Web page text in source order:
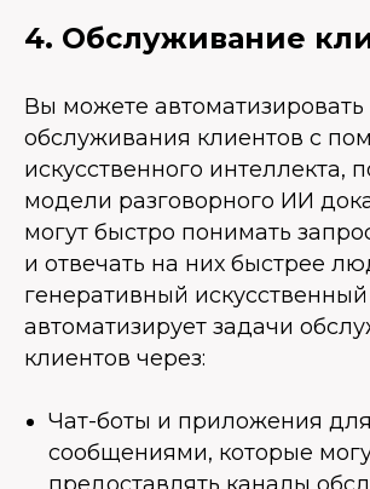
4. Обслуживание
Вы можете
обслуживания клиентов с
искусственного интеллекта,
модели разговорного ИИ
могут быстро понимать
и отвечать на них быстрее
генеративный
автоматизирует задачи
клиентов через:
Чат-боты и приложения
сообщениями, которые